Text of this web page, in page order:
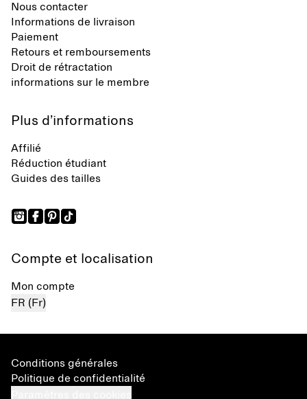
Nous contacter
Informations de livraison
Paiement
Retours et remboursements
Droit de rétractation
informations sur le membre
Plus d’informations
Affilié
Réduction étudiant
Guides des tailles
Compte et localisation
Mon compte
FR (Fr)
Conditions générales
Politique de confidentialité